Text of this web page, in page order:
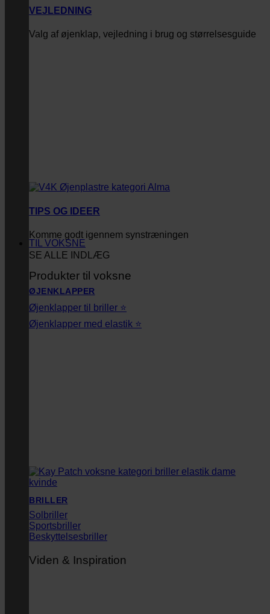
VEJLEDNING
Valg af øjenklap, vejledning i brug og størrelsesguide
TIPS OG IDEER
Komme godt igennem synstræningen
SE ALLE INDLÆG
TIL VOKSNE
Produkter til voksne
ØJENKLAPPER
Øjenklapper til briller ⭐
Øjenklapper med elastik ⭐
BRILLER
Solbriller
Sportsbriller
Beskyttelsesbriller
Viden & Inspiration